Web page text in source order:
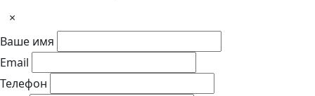
×
Ваше имя
Email
Телефон